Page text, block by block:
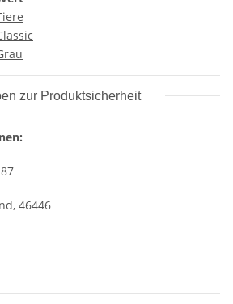
zur Produktsicherheit
46446